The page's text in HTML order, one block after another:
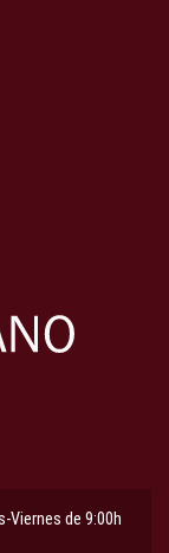
Viernes de 9:00h